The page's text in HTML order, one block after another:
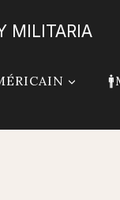
MILITARIA